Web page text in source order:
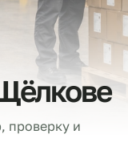
проверку и